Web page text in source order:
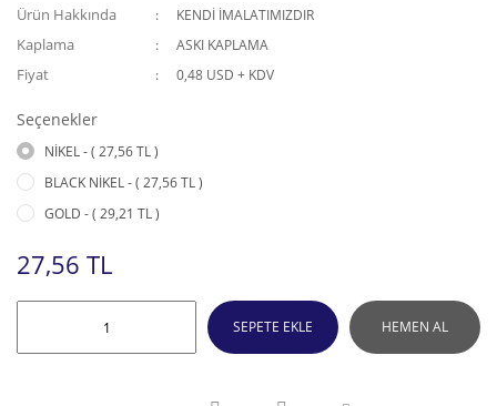
Ürün Hakkında KENDİ İMALATIMIZDIR
Kaplama ASKI KAPLAMA
Fiyat 0,48 USD + KDV
Seçenekler
NİKEL - ( 27,56 TL )
BLACK NİKEL - ( 27,56 TL )
GOLD - ( 29,21 TL )
27,56 TL
SEPETE EKLE HEMEN AL